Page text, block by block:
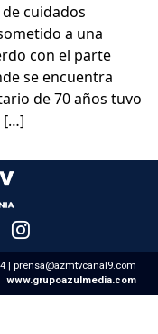
cuidados
a una
con el parte
se encuentra
de 70 años tuvo
[…]
| prensa@azmtvcanal9.com
www.grupoazulmedia.com